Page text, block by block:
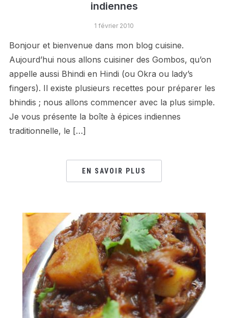
indiennes
1 février 2010
Bonjour et bienvenue dans mon blog cuisine.
Aujourd’hui nous allons cuisiner des Gombos, qu’on
appelle aussi Bhindi en Hindi (ou Okra ou lady’s
fingers). Il existe plusieurs recettes pour préparer les
bhindis ; nous allons commencer avec la plus simple.
Je vous présente la boîte à épices indiennes
traditionnelle, le […]
EN SAVOIR PLUS